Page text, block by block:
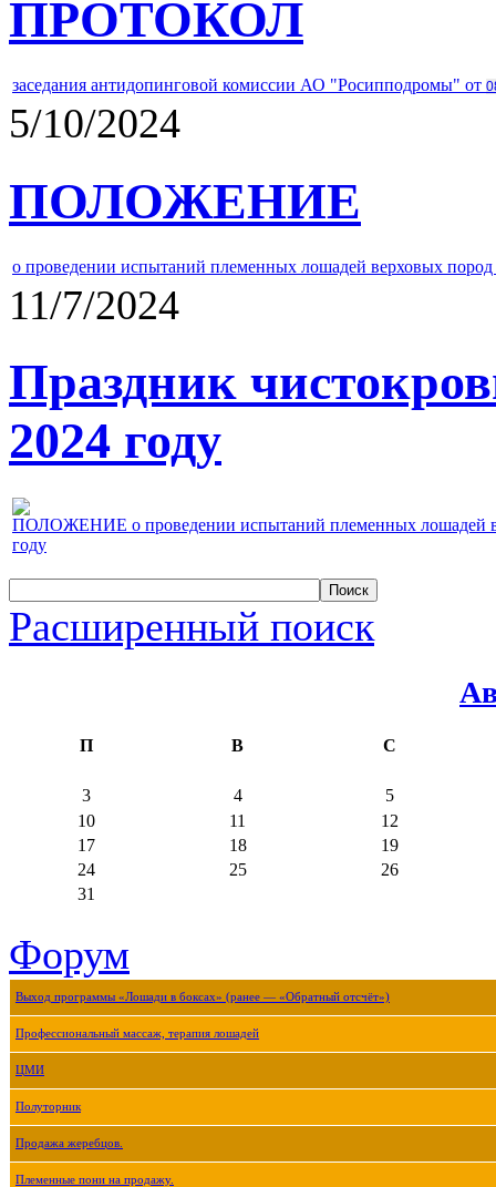
ПРОТОКОЛ
заседания антидопинговой комиссии АО "Росипподромы" от
5/10/2024
ПОЛОЖЕНИЕ
о проведении испытаний племенных лошадей верховых
11/7/2024
Праздник
2024 году
ПОЛОЖЕНИЕ о проведении испытаний племенных лошадей
году
Расширенный поиск
П В С
3 4
5
10
11
12
17
18
19
24
25
26
31
Форум
Выход программы «Лошади в боксах» (ранее — «Обратный отсчёт»)
Профессиональный массаж, терапия лошадей
ЦМИ
Полуторник
Продажа жеребцов.
Племенные пони на продажу.